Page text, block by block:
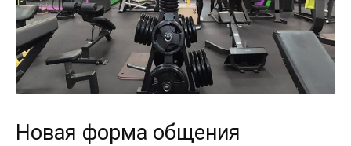
Новая форма общения